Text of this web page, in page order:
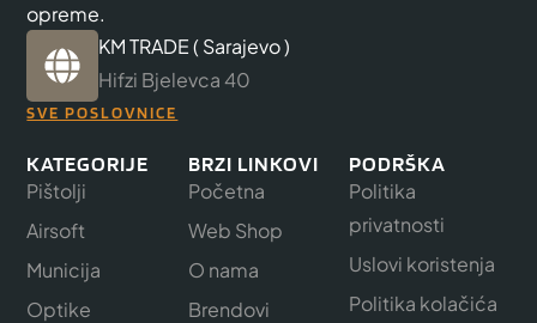
opreme.
KM TRADE ( Sarajevo )
Hifzi Bjelevca 40
SVE POSLOVNICE
KATEGORIJE
Pištolji
Airsoft
Municija
Optike
BRZI LINKOVI
Početna
Web Shop
O nama
Brendovi
PODRŠKA
Politika
privatnosti
Uslovi koristenja
Politika kolačića